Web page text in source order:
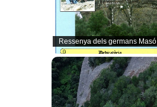
Ressenya dels germans Masó